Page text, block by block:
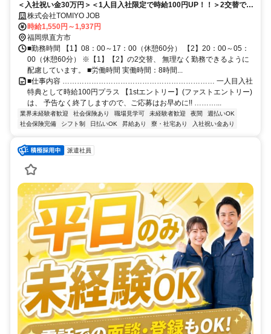
＜入社祝い金30万円＞＜1人目入社限定で時給100円UP！！＞2交替で稼
げる✨うれしいワンルーム寮完備！全国どこからでも応募OK！
株式会社TOMIYO JOB
時給1,550円～1,937円
福岡県直方市
■勤務時間 【1】08：00～17：00（休憩60分） 【2】20：00～05：
00（休憩60分） ※【1】【2】の2交替、 無理なく勤務できるように
配慮しています。 ■労働時間 実働時間：8時間...
■仕事内容 ……………………………………………………… 一人目入社
特典として時給100円プラス 【1stエントリー】(ファストエントリー)
は、 予告なく終了しますので、ご応募はお早めに!! ………...
業界未経験者歓迎 社会保険あり 職場見学可 未経験者歓迎 夜間
週払いOK
社会保険完備
シフト制 日払いOK 昇給あり 寮・社宅あり 入社祝い金あり
派遣社員